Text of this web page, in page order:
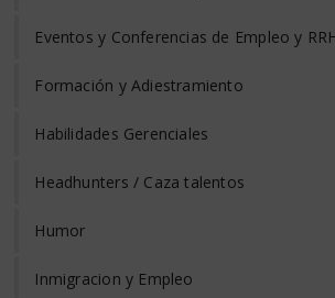
Eventos y Conferencias de Empleo y
Formación y Adiestramiento
Habilidades Gerenciales
Headhunters / Caza talentos
Humor
Inmigracion y Empleo